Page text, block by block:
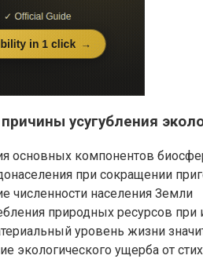
усугубления
основных компонентов
при сокращении
численности населения Земли
природных ресурсов при
уровень жизни
экологического ущерба от